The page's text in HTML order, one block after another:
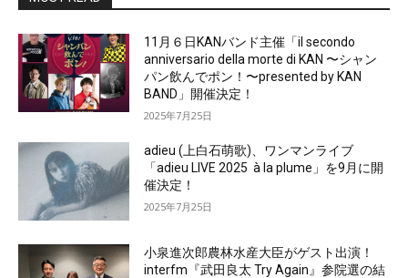
11月６日KANバンド主催「il secondo
anniversario della morte di KAN 〜シャン
パン飲んでポン！〜presented by KAN
BAND」開催決定！
2025年7月25日
adieu (上白石萌歌)、ワンマンライブ
「adieu LIVE 2025 à la plume」を9月に開
催決定！
2025年7月25日
小泉進次郎農林水産大臣がゲスト出演！
interfm『武田良太 Try Again』参院選の結